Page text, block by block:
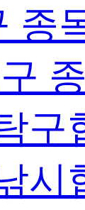
종
구
시